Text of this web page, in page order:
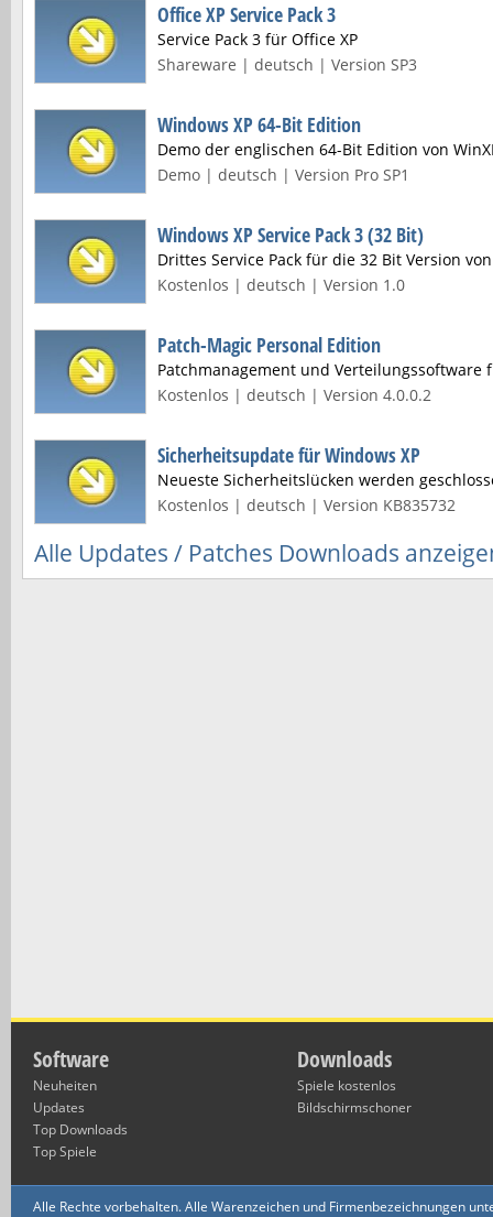
Office XP Service Pack 3
Service Pack 3 für Office XP
Shareware | deutsch | Version SP3
Windows XP 64-Bit Edition
Demo der englischen 64-Bit Edition von
Demo | deutsch | Version Pro SP1
Windows XP Service Pack 3 (32 Bit)
Drittes Service Pack für die 32 Bit Version
Kostenlos | deutsch | Version 1.0
Patch-Magic Personal Edition
Patchmanagement und Verteilungssoftware
Kostenlos | deutsch | Version 4.0.0.2
Sicherheitsupdate für Windows XP
Neueste Sicherheitslücken werden
Kostenlos | deutsch | Version KB835732
Alle Updates / Patches Downloads
Software
Neuheiten
Updates
Top Downloads
Top Spiele
Downloads
Spiele kostenlos
Bildschirmschoner
Alle Rechte vorbehalten. Alle Warenzeichen und Firmenbezeichnungen